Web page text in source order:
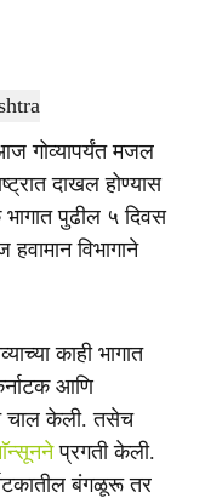
गोव्यापर्यंत मजल
दाखल होण्यास
पुढील ५ दिवस
विभागाने
काही भागात
आणि
चाल केली. तसेच
प्रगती केली.
बंगळूरू तर